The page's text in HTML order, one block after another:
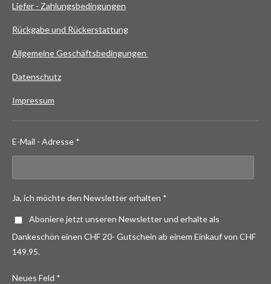
Liefer - Zahlungsbedingungen
Rückgabe und Rückerstattung
Allgemeine Geschäftsbedingungen
Datenschutz
Impressum
E-Mail - Adresse *
Ja, ich möchte den Newsletter erhalten *
Aboniere jetzt unseren Newsletter und erhalte als
Dankeschön einen CHF 20- Gutschein ab einem Einkauf von CHF
149.95.
Neues Feld *